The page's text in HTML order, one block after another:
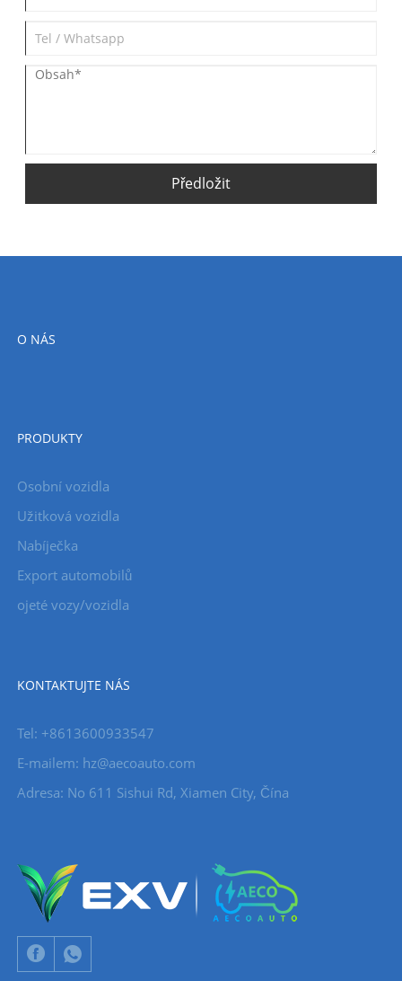
Předložit
O NÁS
PRODUKTY
Osobní vozidla
Užitková vozidla
Nabíječka
Export automobilů
ojeté vozy/vozidla
KONTAKTUJTE NÁS
Tel: +8613600933547
E-mailem: hz@aecoauto.com
Adresa: No 611 Sishui Rd, Xiamen City, Čína